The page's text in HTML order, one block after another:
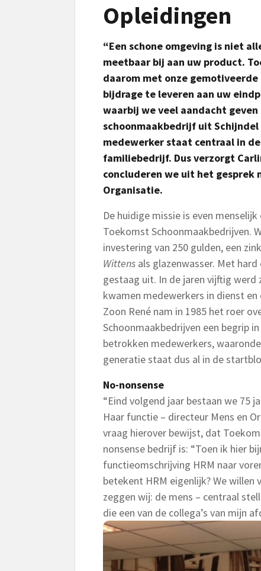
Opleidingen
“Een schone omgeving is niet
meetbaar bij aan uw product.
daarom met onze
bijdrage te leveren aan uw
waarbij we veel aandacht geven
schoonmaakbedrijf uit Schijndel
medewerker staat centraal in
familiebedrijf. Dus verzorgt
concluderen we uit het gesprek
Organisatie.
De huidige missie is even
Toekomst Schoonmaakbedrijven.
investering van 250 gulden, een
Wittens als glazenwasser. Met
gestaag uit. In de jaren vijftig
kwamen medewerkers in dienst
Zoon René nam in 1985 het roer
Schoonmaakbedrijven een begrip
betrokken medewerkers,
generatie staat dus al in de
No-nonsense
“Eind volgend jaar bestaan we 75
Haar functie – directeur Mens en
vraag hierover bewijst, dat
nonsense bedrijf is: “Toen ik hier
functieomschrijving HRM naar
betekent HRM eigenlijk? We willen
zeggen wij: de mens – centraal
die een van de collega’s van mijn